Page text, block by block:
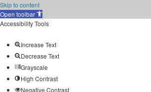
Skip to content
Open toolbar
Accessibility Tools
Increase Text
Decrease Text
Grayscale
High Contrast
Negative Contrast